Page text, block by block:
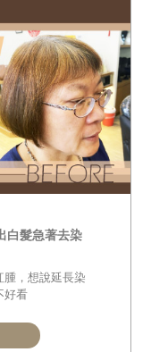
白髮急著去染
腫，想說延長染
好看